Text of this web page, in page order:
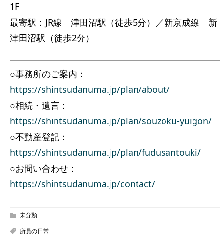
1F
最寄駅：JR線 津田沼駅（徒歩5分）／新京成線 新
津田沼駅（徒歩2分）
○事務所のご案内：
https://shintsudanuma.jp/plan/about/
○相続・遺言：
https://shintsudanuma.jp/plan/souzoku-yuigon/
○不動産登記：
https://shintsudanuma.jp/plan/fudusantouki/
○お問い合わせ：
https://shintsudanuma.jp/contact/
未分類
所員の日常